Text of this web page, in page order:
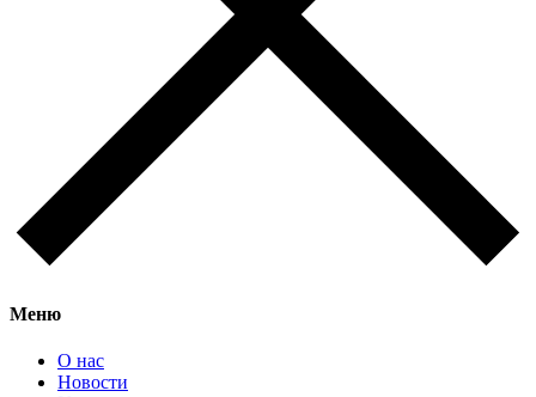
Меню
О нас
Новости